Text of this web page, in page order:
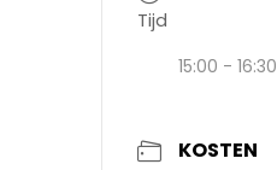
Tijd
15:00 - 16:30
KOSTEN